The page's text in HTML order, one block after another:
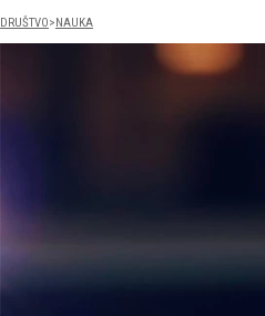
DRUŠTVO NAUKA